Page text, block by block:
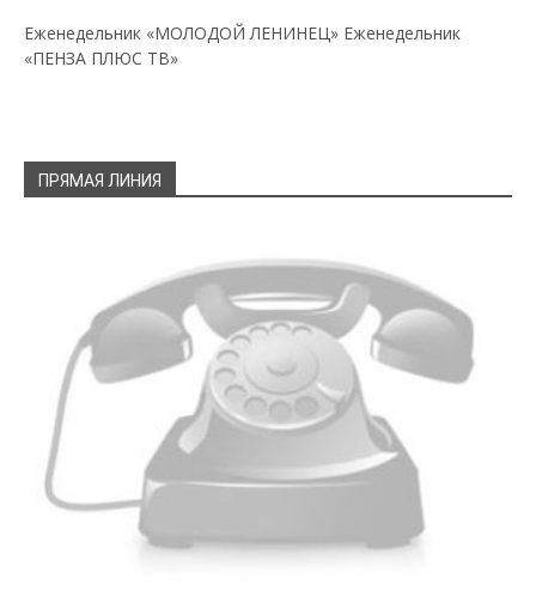
Еженедельник «МОЛОДОЙ ЛЕНИНЕЦ» Еженедельник
«ПЕНЗА ПЛЮС ТВ»
ПРЯМАЯ ЛИНИЯ